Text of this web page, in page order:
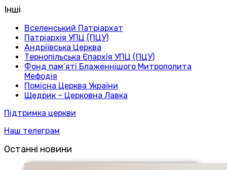
Інші
Вселенський Патріархат
Патріархія УПЦ (ПЦУ)
Андріївська Церква
Тернопільська Єпархія УПЦ (ПЦУ)
Фонд пам’яті Блаженнішого Митрополита
Мефодія
Помісна Церква України
Щедрик – Церковна Лавка
Підтримка церкви
Наш телеграм
Останні новини